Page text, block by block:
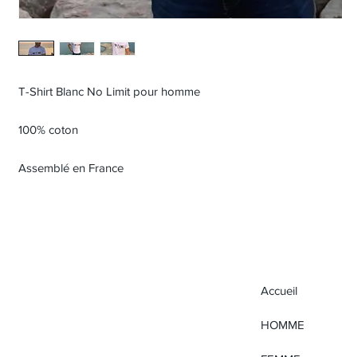
T-Shirt Blanc No Limit pour homme
100% coton
Assemblé en France
Accueil
HOMME